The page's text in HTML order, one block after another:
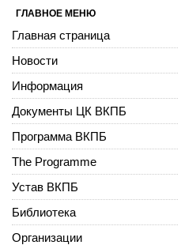
ГЛАВНОЕ МЕНЮ
Главная страница
Новости
Информация
Документы ЦК ВКПБ
Программа ВКПБ
The Programme
Устав ВКПБ
Библиотека
Организации